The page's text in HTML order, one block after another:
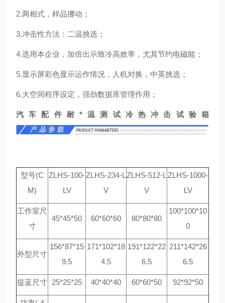
2.两相式，样品挪动；
3.冲击性方法：二温挑选；
4.选用本企业，加倍出示致冷高效率，尤其节约电磁能；
5.显示屏彩色显示运作情况，人机对换，中英挑选；
6.大空间程序设定，强劲数据库管理作用；
汽车配件耐*温测试冷热冲击试验箱
型号(C
M)
ZLHS-100-
LV
ZLHS-234-L
V
ZLHS-512-L
V
ZLHS-1000-
LV
工作室尺
寸
45*45*50 60*60*60 80*80*80
100*100*10
0
外型尺寸
156*87*15
9.5
171*102*18
4.5
191*122*22
6.5
211*142*26
6.5
提蓝尺寸 25*25*25 40*40*40 60*60*50 92*92*50